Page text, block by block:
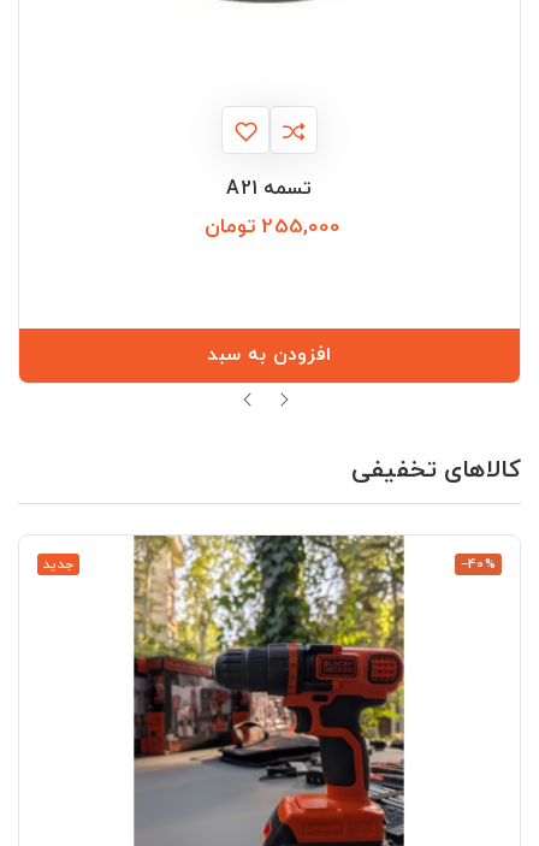
تسمه A21
255,000 تومان
افزودن به سبد
کالاهای تخفیفی
جدید ‎−40%